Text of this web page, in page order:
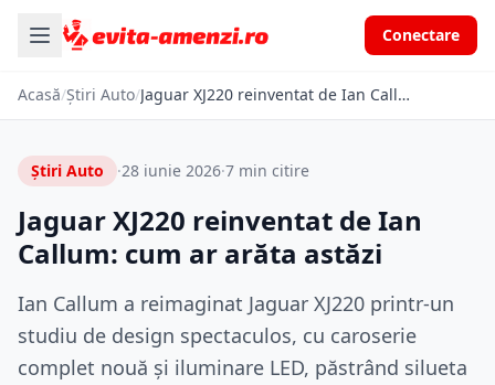
Conectare
Acasă/Știri Auto/ Jaguar XJ220 reinventat de Ian Callum: cum ar arăta astăzi
Știri Auto ·28 iunie 2026·7 min citire
Jaguar XJ220 reinventat de Ian
Callum: cum ar arăta astăzi
Ian Callum a reimaginat Jaguar XJ220 printr-un
studiu de design spectaculos, cu caroserie
complet nouă și iluminare LED, păstrând silueta